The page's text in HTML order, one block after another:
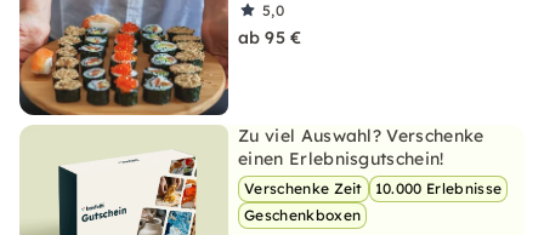
5,0
ab 95 €
Zu viel Auswahl? Verschenke
einen Erlebnisgutschein!
Verschenke Zeit
10.000 Erlebnisse
Geschenkboxen